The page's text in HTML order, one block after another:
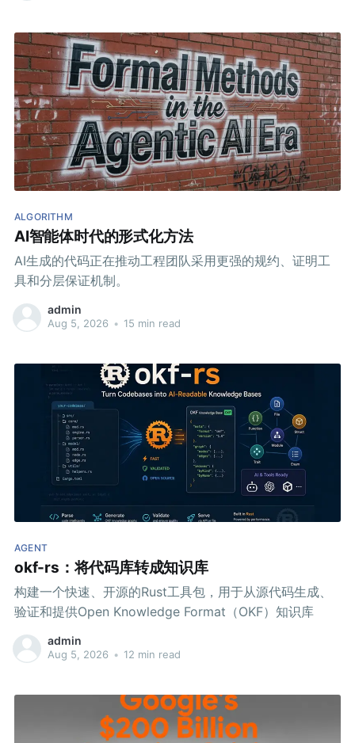
ALGORITHM
AI智能体时代的形式化方法
AI生成的代码正在推动工程团队采用更强的规约、证明工
具和分层保证机制。
admin
Aug 5, 2026 • 15 min read
AGENT
okf-rs：将代码库转成知识库
构建一个快速、开源的Rust工具包，用于从源代码生成、
验证和提供Open Knowledge Format（OKF）知识库
admin
Aug 5, 2026 • 12 min read